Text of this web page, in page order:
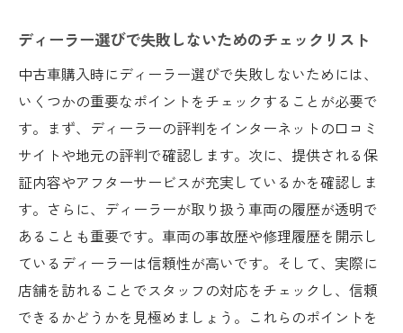
ディーラーの評判を確認する方法
長期的な関係を築けるディーラーの見極め
方
アフターサービスの充実度を確認する
ディーラーとのコミュニケーションの重要
性
選び方のポイントとチェックリスト
理想の中古車に出会うために知っておきたい三
重県の特性とは
地域に適した車選びのための情報収集
ディーラー選びで失敗しないためのチェックリスト
中古車購入時にディーラー選びで失敗しないためには、
いくつかの重要なポイントをチェックすることが必要で
す。まず、ディーラーの評判をインターネットの口コミ
サイトや地元の評判で確認します。次に、提供される保
証内容やアフターサービスが充実しているかを確認しま
す。さらに、ディーラーが取り扱う車両の履歴が透明で
あることも重要です。車両の事故歴や修理履歴を開示し
ているディーラーは信頼性が高いです。そして、実際に
店舗を訪れることでスタッフの対応をチェックし、信頼
できるかどうかを見極めましょう。これらのポイントを